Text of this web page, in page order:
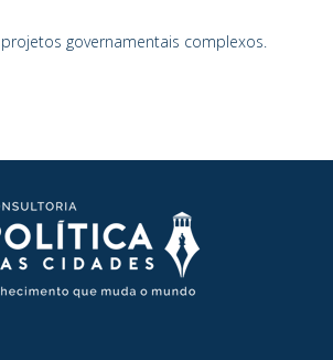
governamentais complexos.